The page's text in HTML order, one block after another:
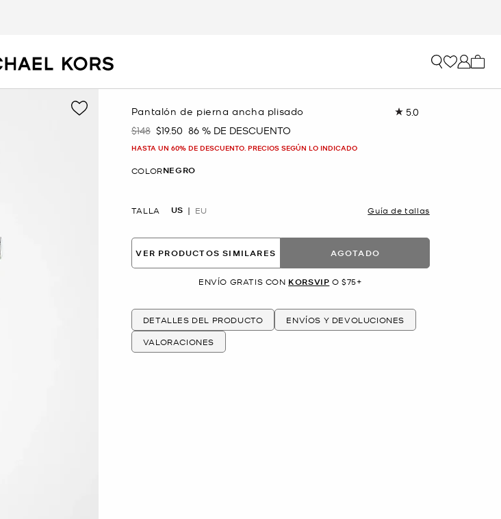
Pantalón de pierna ancha plisado 5.0
Era
$148 Ahora
$19.50 86 % DE DESCUENTO
HASTA UN 60% DE DESCUENTO. PRECIOS SEGÚN LO INDICADO
COLORNEGRO
TALLA US EU Guía de tallas
VER PRODUCTOS SIMILARES AGOTADO
ENVÍO GRATIS CON KORSVIP O $75+
DETALLES DEL PRODUCTO
ENVÍOS Y DEVOLUCIONES
VALORACIONES